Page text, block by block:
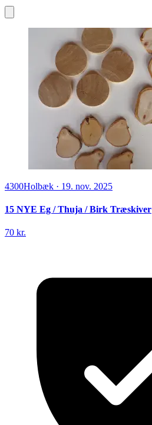
4300Holbæk · 19. nov. 2025
15 NYE Eg / Thuja / Birk Træskiver
70 kr.